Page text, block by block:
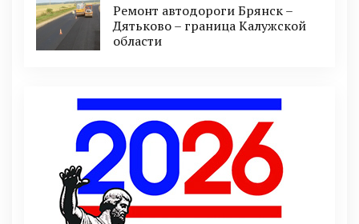
Ремонт автодороги Брянск –
Дятьково – граница Калужской
области